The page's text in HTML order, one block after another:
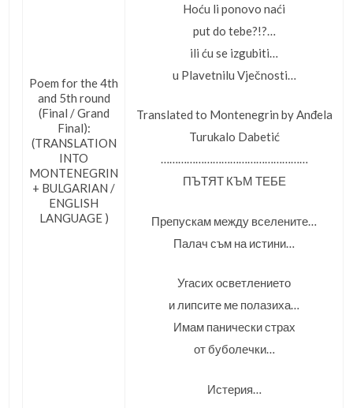
Poem for the 4th
and 5th round
(Final / Grand
Final):
(TRANSLATION
INTO
MONTENEGRIN
+ BULGARIAN /
ENGLISH
LANGUAGE )
Hoću li ponovo naći
put do tebe?!?…
ili ću se izgubiti…
u Plavetnilu Vječnosti…
Translated to Montenegrin by Anđela
Turukalo Dabetić
……………………………………………
ПЪТЯТ КЪМ ТЕБЕ
Препускам между вселените…
Палач съм на истини…
Угасих осветлението
и липсите ме полазиха…
Имам панически страх
от буболечки…
Истерия…